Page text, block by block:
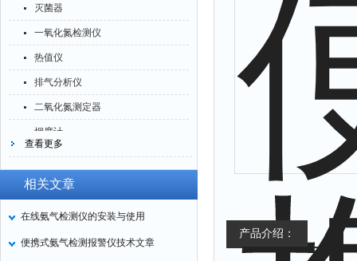
灭菌器
一氧化氮检测仪
热值仪
排气分析仪
二氧化氮测定器
烟度计
四氟化硅测定仪
一氧化碳分析仪
查看更多
相关文章
在线氨气检测仪的安装与使用
便携式氨气检测报警仪技术文章
产品介绍：